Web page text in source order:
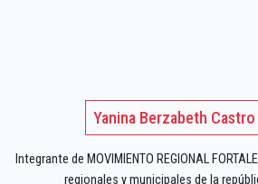
Yanina Berzabeth Castro
Integrante de MOVIMIENTO REGIONAL
regionales y municipales de la